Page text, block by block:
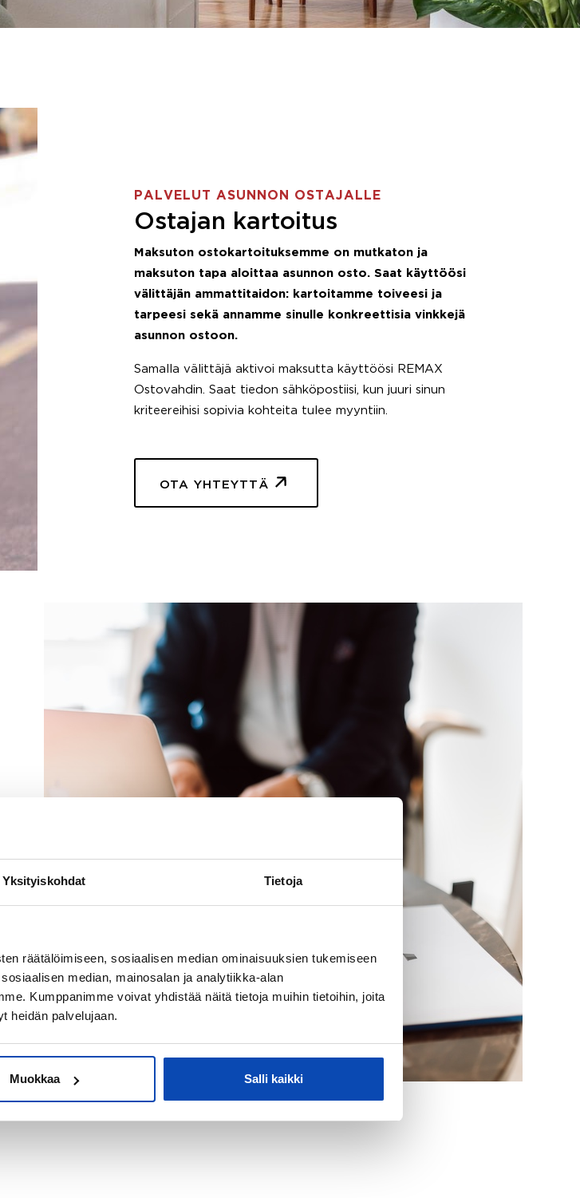
Yksityiskohdat Tietoja
räätälöimiseen, sosiaalisen median ominaisuuksien tukemiseen
median, mainosalan ja analytiikka-alan
Kumppanimme voivat yhdistää näitä tietoja muihin tietoihin, joita
heidän palvelujaan.
Muokkaa Salli kaikki
PALVELUT ASUNNON OSTAJALLE
Ostajan kartoitus
Maksuton ostokartoituksemme on mutkaton ja
maksuton tapa aloittaa asunnon osto. Saat käyttöösi
välittäjän ammattitaidon: kartoitamme toiveesi ja
tarpeesi sekä annamme sinulle konkreettisia vinkkejä
asunnon ostoon.
Samalla välittäjä aktivoi maksutta käyttöösi REMAX
Ostovahdin. Saat tiedon sähköpostiisi, kun juuri sinun
kriteereihisi sopivia kohteita tulee myyntiin.
OTA YHTEYTTÄ